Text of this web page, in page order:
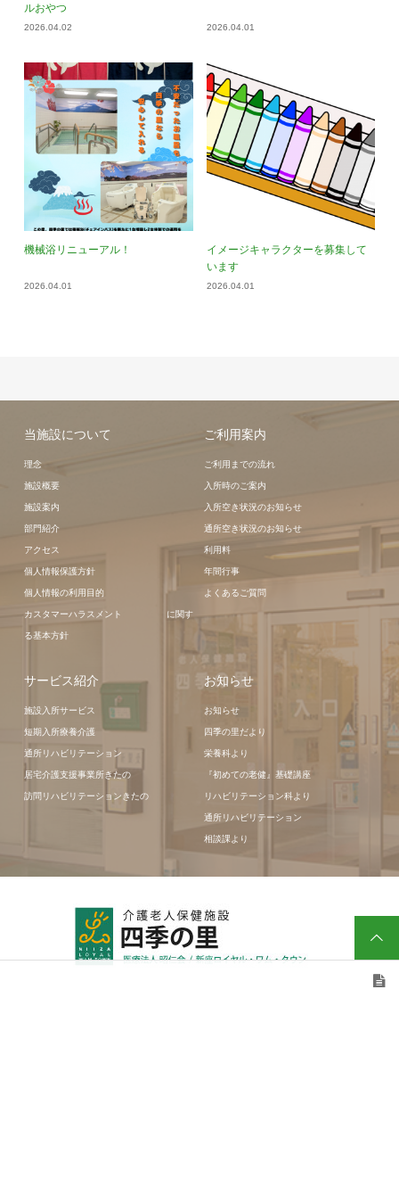
ルおやつ
2026.04.02 2026.04.01
機械浴リニューアル！
2026.04.01
イメージキャラクターを募集して
います
2026.04.01
当施設について
理念
施設概要
施設案内
部門紹介
アクセス
個人情報保護方針
個人情報の利用目的
カスタマーハラスメント に関す
る基本方針
ご利用案内
ご利用までの流れ
入所時のご案内
入所空き状況のお知らせ
通所空き状況のお知らせ
利用料
年間行事
よくあるご質問
サービス紹介
施設入所サービス
短期入所療養介護
通所リハビリテーション
居宅介護支援事業所きたの
訪問リハビリテーションきたの
お知らせ
お知らせ
四季の里だより
栄養科より
『初めての老健』基礎講座
リハビリテーション科より
通所リハビリテーション
相談課より